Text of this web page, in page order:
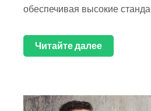
обеспечивая высокие
Читайте далее